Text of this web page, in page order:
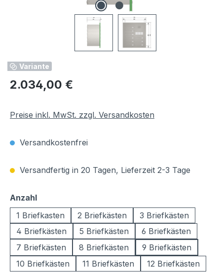
Variante
Regulärer Preis:
2.034,00 €
Preise inkl. MwSt. zzgl. Versandkosten
Versandkostenfrei
Versandfertig in 20 Tagen, Lieferzeit 2-3 Tage
Anzahlauswählen
1 Briefkasten
2 Briefkästen
3 Briefkästen
4 Briefkästen
5 Briefkästen
6 Briefkästen
7 Briefkästen
8 Briefkästen
9 Briefkästen
10 Briefkästen
11 Briefkästen 12 Briefkästen